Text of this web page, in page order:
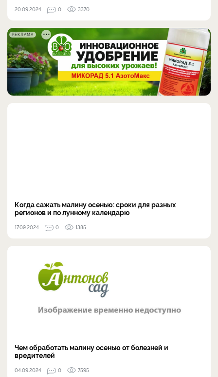
20.09.2024 0 3370
РЕКЛАМА
Когда сажать малину осенью: сроки для разных
регионов и по лунному календарю
17.09.2024 0 1385
Чем обработать малину осенью от болезней и
вредителей
04.09.2024 0 7595